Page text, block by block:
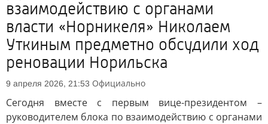
взаимодействию с органами
власти «Норникеля» Николаем
Уткиным предметно обсудили ход
реновации Норильска
9 апреля 2026, 21:53 Официально
Сегодня вместе с первым вице-президентом –
руководителем блока по взаимодействию с органами